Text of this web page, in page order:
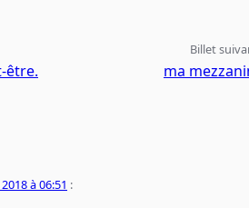
être.
Billet
ma
à 06:51 :